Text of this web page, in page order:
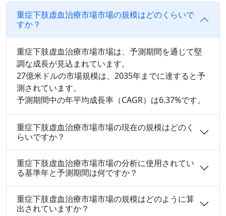
重症下肢虚血治療市場市場の規模はどのくらいで
すか？
重症下肢虚血治療市場市場は、予測期間を通じて堅
調な成長が見込まれています。
27億米ドルの市場規模は、2035年までに達すると予
測されています。
予測期間中の年平均成長率（CAGR）は6.37%です。
重症下肢虚血治療市場市場の現在の規模はどのく
らいですか？
重症下肢虚血治療市場市場の分析に使用されてい
る基準年と予測期間は何ですか？
重症下肢虚血治療市場市場の規模はどのように算
出されていますか？